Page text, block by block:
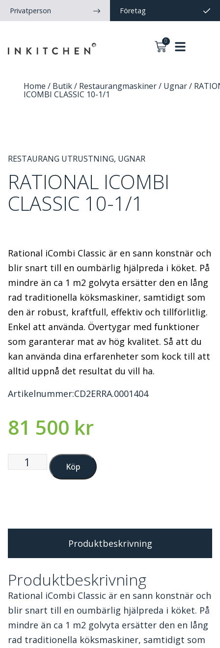
Privatperson Företag
0
Home / Butik/ Restaurangmaskiner/ Ugnar/
ICOMBI CLASSIC 10-1/1
RESTAURANG UTRUSTNING, UGNAR
RATIONAL ICOMBI
CLASSIC 10-1/1
Rational iCombi Classic är en sann konstnär och
blir snart till en oumbärlig hjälpreda i köket. På
mindre än ca 1 m2 golvyta ersätter den en lång
rad traditionella köksmaskiner, samtidigt som
den är robust, kraftfull, effektiv och tillförlitlig.
Enkel att använda. Övertygar med funktioner
som garanterar mat av hög kvalitet. Så att du
kan använda dina erfarenheter som kock till att
alltid uppnå det resultat du vill ha.
Artikelnummer:CD2ERRA.0001404
81 500 kr
Köp
Produktbeskrivning
Produktbeskrivning
Rational iCombi Classic är en sann konstnär och
blir snart till en oumbärlig hjälpreda i köket. På
mindre än ca 1 m2 golvyta ersätter den en lång
rad traditionella köksmaskiner, samtidigt som